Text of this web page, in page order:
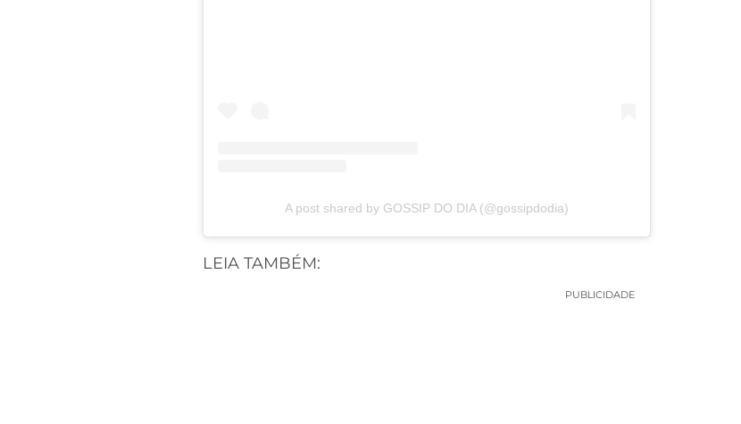
A post shared by GOSSIP DO DIA (@gossipdodia)
LEIA TAMBÉM:
PUBLICIDADE